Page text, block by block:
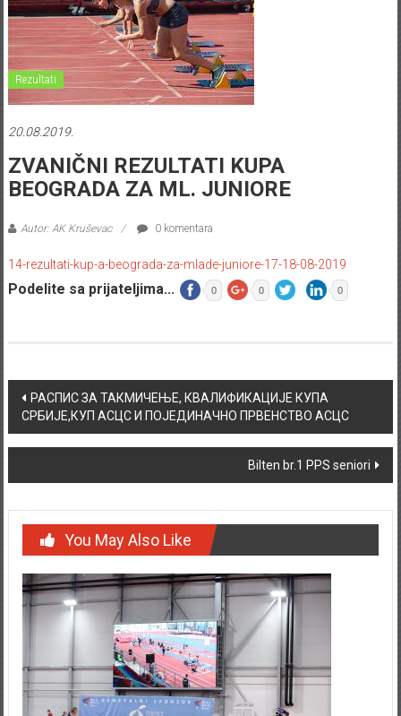
Rezultati
20.08.2019.
ZVANIČNI REZULTATI KUPA
BEOGRADA ZA ML. JUNIORE
Autor: AK Kruševac 0 komentara
14-rezultati-kup-a-beograda-za-mlade-juniore-17-18-08-2019
Podelite sa prijateljima... 0 0 0
Post navigation
РАСПИС ЗА ТАКМИЧЕЊЕ, КВАЛИФИКАЦИЈЕ КУПА
СРБИЈЕ,КУП АСЦС И ПОЈЕДИНАЧНО ПРВЕНСТВО АСЦС
Bilten br.1 PPS seniori
You May Also Like